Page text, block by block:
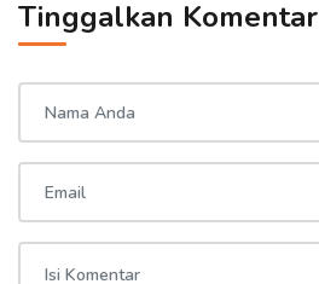
Tinggalkan Komentar